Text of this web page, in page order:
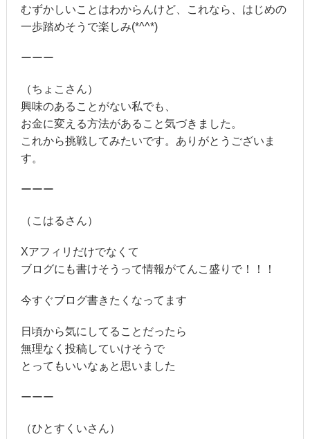
むずかしいことはわからんけど、これなら、はじめの
一歩踏めそうで楽しみ(*^^*)
ーーー
（ちょこさん）
興味のあることがない私でも、
お金に変える方法があること気づきました。
これから挑戦してみたいです。ありがとうございま
す。
ーーー
（こはるさん）
Xアフィリだけでなくて
ブログにも書けそうって情報がてんこ盛りで！！！
今すぐブログ書きたくなってます
日頃から気にしてることだったら
無理なく投稿していけそうで
とってもいいなぁと思いました
ーーー
（ひとすくいさん）